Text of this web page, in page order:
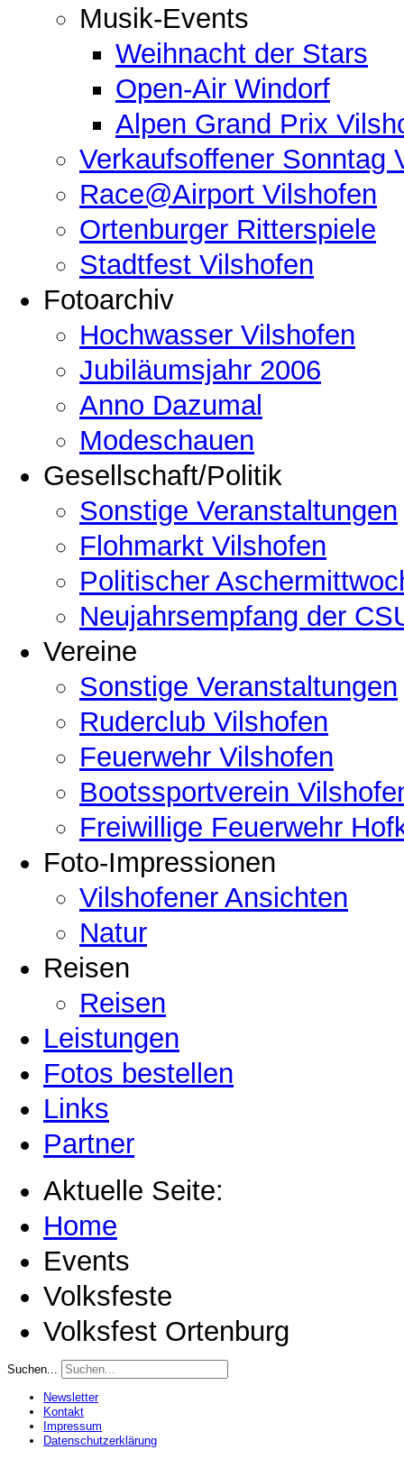
Musik-Events
Weihnacht der Stars
Open-Air Windorf
Alpen Grand Prix
Verkaufsoffener Sonntag
Race@Airport Vilshofen
Ortenburger Ritterspiele
Stadtfest Vilshofen
Fotoarchiv
Hochwasser Vilshofen
Jubiläumsjahr 2006
Anno Dazumal
Modeschauen
Gesellschaft/Politik
Sonstige Veranstaltungen
Flohmarkt Vilshofen
Politischer
Neujahrsempfang der
Vereine
Sonstige Veranstaltungen
Ruderclub Vilshofen
Feuerwehr Vilshofen
Bootssportverein
Freiwillige Feuerwehr
Foto-Impressionen
Vilshofener Ansichten
Natur
Reisen
Reisen
Leistungen
Fotos bestellen
Links
Partner
Aktuelle Seite:
Home
Events
Volksfeste
Volksfest Ortenburg
Suchen...
Newsletter
Kontakt
Impressum
Datenschutzerklärung